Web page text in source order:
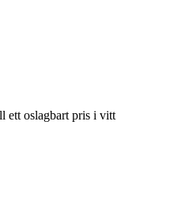
oslagbart pris i vitt